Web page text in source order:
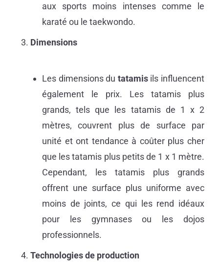
aux sports moins intenses comme le
karaté ou le taekwondo.
Dimensions
Les dimensions du tatamisils influencent
également le prix. Les tatamis plus
grands, tels que les tatamis de 1 x 2
mètres, couvrent plus de surface par
unité et ont tendance à coûter plus cher
que les tatamis plus petits de 1 x 1 mètre.
Cependant, les tatamis plus grands
offrent une surface plus uniforme avec
moins de joints, ce qui les rend idéaux
pour les gymnases ou les dojos
professionnels.
Technologies de production